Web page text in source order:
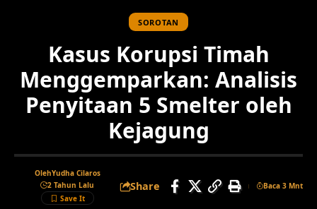
SOROTAN
Kasus Korupsi Timah
Menggemparkan: Analisis
Penyitaan 5 Smelter oleh
Kejagung
OlehYudha Cilaros
2 Tahun Lalu
Share Baca 3 Mnt